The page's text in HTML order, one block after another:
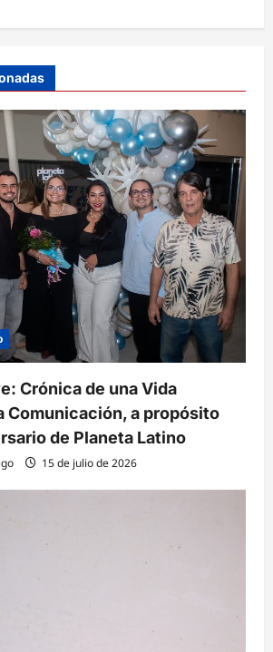
Crónica de una Vida
Comunicación, a propósito
de Planeta Latino
15 de julio de 2026